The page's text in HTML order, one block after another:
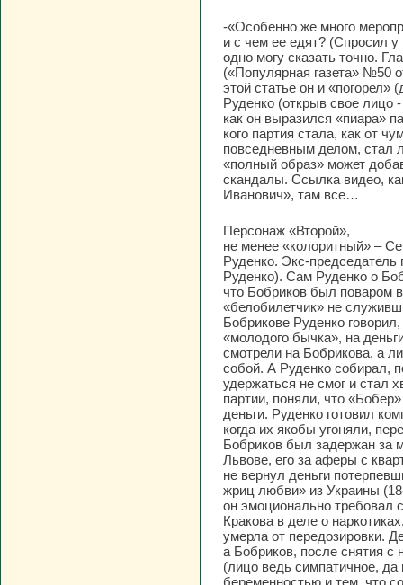
-«Особенно же много
и с чем ее едят? (Спросил
одно могу сказать точно.
(«Популярная газета» №50
этой статье он и
Руденко (открыв свое лицо
как он выразился «пиара»
кого партия стала, как от
повседневным делом, стал
«полный образ» может
скандалы. Ссылка видео,
Иванович», там все…
Персонаж «Второй»,
не менее «колоритный» –
Руденко. Экс-председатель
Руденко). Сам Руденко о
что Бобриков был поваром
«белобилетчик» не
Бобрикове Руденко
«молодого бычка», на
смотрели на Бобрикова, а
собой. А Руденко собирал,
удержаться не смог и стал
партии, поняли, что
деньги. Руденко готовил
когда их якобы угоняли,
Бобриков был задержан за
Львове, его за аферы с
не вернул деньги
жриц любви» из Украины
он эмоционально требовал
Кракова в деле о
умерла от передозировки.
а Бобриков, после снятия с
(лицо ведь симпатичное, да
беременностью и тем, что